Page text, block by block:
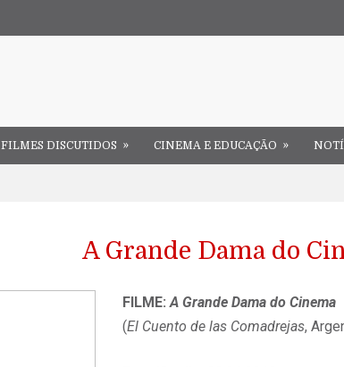
FILMES DISCUTIDOS » CINEMA E EDUCAÇÃO »
A Grande Dama do
FILME: A Grande Dama do Cinema
(El Cuento de las Comadrejas,